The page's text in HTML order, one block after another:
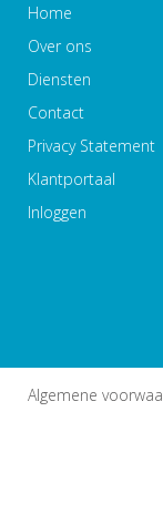
Home
Over ons
Diensten
Contact
Privacy Statement
Klantportaal
Inloggen
Algemene